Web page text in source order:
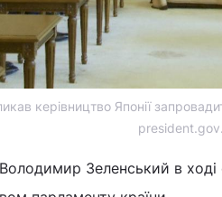
керівництво Японії
Зеленський в ході